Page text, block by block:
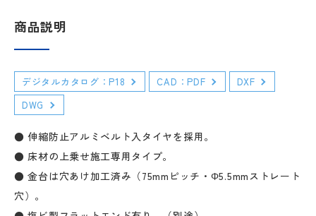
商品説明
デジタルカタログ：P18 CAD：PDF
DXF
DWG
● 伸縮防止アルミベルト入タイヤを採用。
● 床材の上乗せ施工専用タイプ。
● 金台は穴あけ加工済み（75mmピッチ・Φ5.5mmストレート
穴）。